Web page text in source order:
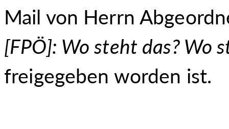
Mail von Herrn
[FPÖ]: Wo steht das? Wo
freigegeben worden ist.